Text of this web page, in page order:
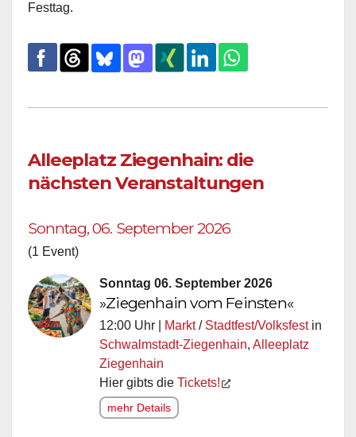
Festtag.
Alleeplatz Ziegenhain: die
nächsten Veranstaltungen
Sonntag, 06. September 2026
(1 Event)
Sonntag 06. September 2026
»Ziegenhain vom Feinsten«
12:00 Uhr | Markt/ Stadtfest/Volksfestin
Schwalmstadt-Ziegenhain, Alleeplatz
Ziegenhain
Hier gibts die Tickets!
mehr Details